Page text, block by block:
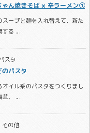
ゃん焼きそば × 辛ラーメン①
ープと麺を入れ替えて、新た
する ...
スタ
パスタ
イル系のパスタをつくりまし
茸、 ...
その他